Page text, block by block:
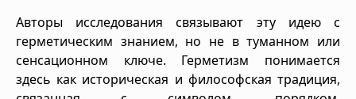
Авторы исследования связывают эту идею с
герметическим знанием, но не в туманном или
сенсационном ключе. Герметизм понимается
здесь как историческая и философская традиция,